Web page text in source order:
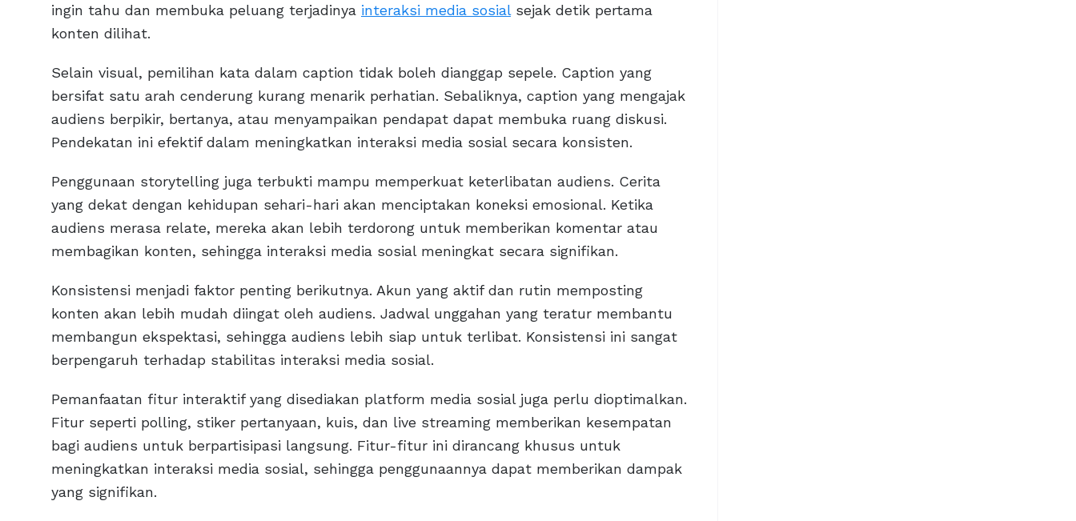
ingin tahu dan membuka peluang terjadinya interaksi media sosialsejak detik pertama
konten dilihat.
Selain visual, pemilihan kata dalam caption tidak boleh dianggap sepele. Caption yang
bersifat satu arah cenderung kurang menarik perhatian. Sebaliknya, caption yang mengajak
audiens berpikir, bertanya, atau menyampaikan pendapat dapat membuka ruang diskusi.
Pendekatan ini efektif dalam meningkatkan interaksi media sosial secara konsisten.
Penggunaan storytelling juga terbukti mampu memperkuat keterlibatan audiens. Cerita
yang dekat dengan kehidupan sehari-hari akan menciptakan koneksi emosional. Ketika
audiens merasa relate, mereka akan lebih terdorong untuk memberikan komentar atau
membagikan konten, sehingga interaksi media sosial meningkat secara signifikan.
Konsistensi menjadi faktor penting berikutnya. Akun yang aktif dan rutin memposting
konten akan lebih mudah diingat oleh audiens. Jadwal unggahan yang teratur membantu
membangun ekspektasi, sehingga audiens lebih siap untuk terlibat. Konsistensi ini sangat
berpengaruh terhadap stabilitas interaksi media sosial.
Pemanfaatan fitur interaktif yang disediakan platform media sosial juga perlu dioptimalkan.
Fitur seperti polling, stiker pertanyaan, kuis, dan live streaming memberikan kesempatan
bagi audiens untuk berpartisipasi langsung. Fitur-fitur ini dirancang khusus untuk
meningkatkan interaksi media sosial, sehingga penggunaannya dapat memberikan dampak
yang signifikan.